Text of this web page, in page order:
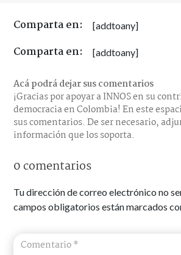
Comparta en: [addtoany]
Comparta en: [addtoany]
Acá podrá dejar sus comentarios
¡Gracias por apoyar a INNOS en su
democracia en Colombia! En este
sus comentarios. De ser necesario,
información que los soporta.
0 comentarios
Tu dirección de correo electrónico no
campos obligatorios están marcados